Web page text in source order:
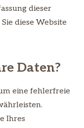
dieser
diese Website
Daten?
eine fehlerfreie
Ihres